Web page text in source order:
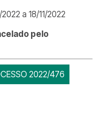
2022 a 18/11/2022
pelo
2022/476